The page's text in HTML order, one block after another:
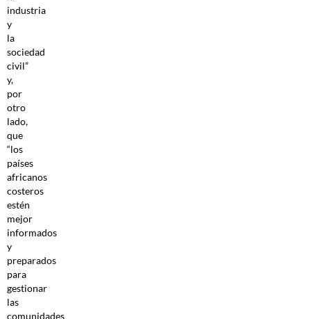
industria
y
la
sociedad
civil”
y,
por
otro
lado,
que
“los
países
africanos
costeros
estén
mejor
informados
y
preparados
para
gestionar
las
comunidades